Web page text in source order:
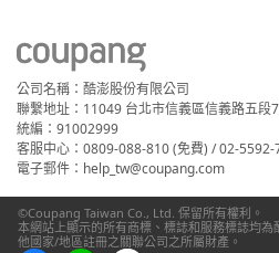
公司名稱：酷澎股份有限公司
聯繫地址：11049 台北市信義區信義路五段
統編：91002999
客服中心：0809-088-810 (免費) / 02-5592-
電子郵件：help_tw@coupang.com
©Coupang Taiwan Co., Ltd. 保留所有權利。
本網站上顯示的所有商標、標誌和服務標誌均
他國家/地區註冊之關聯公司之所屬財產。